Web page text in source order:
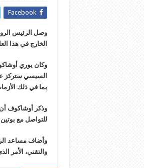
Facebook
الخارج في هذا
وكان يوري
السيسي ستركز
بما في ذلك
وذكر أوشاكوف
للتواصل مع بوتين
وأضاف مساعد
والتقني، الأمر